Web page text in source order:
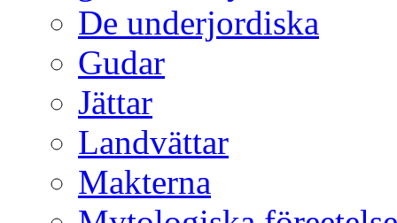
De underjordiska
Gudar
Jättar
Landvättar
Makterna